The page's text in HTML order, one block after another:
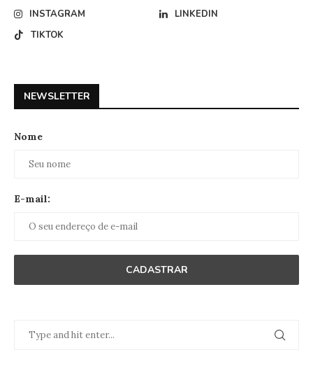
INSTAGRAM
LINKEDIN
TIKTOK
NEWSLETTER
Nome
E-mail: